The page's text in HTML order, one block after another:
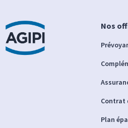
Nos
Contrat
Plan